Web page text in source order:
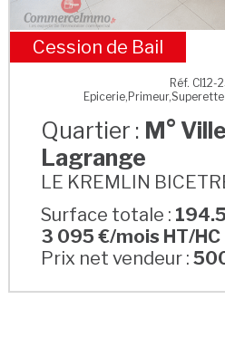
M° Villejuif -
Cession de Bail
Réf. CI12-
Epicerie,Primeur,Superette
Quartier : M°
Lagrange
LE KREMLIN
Surface totale :
3 095 €/mois HT/HC
Prix net vendeur :